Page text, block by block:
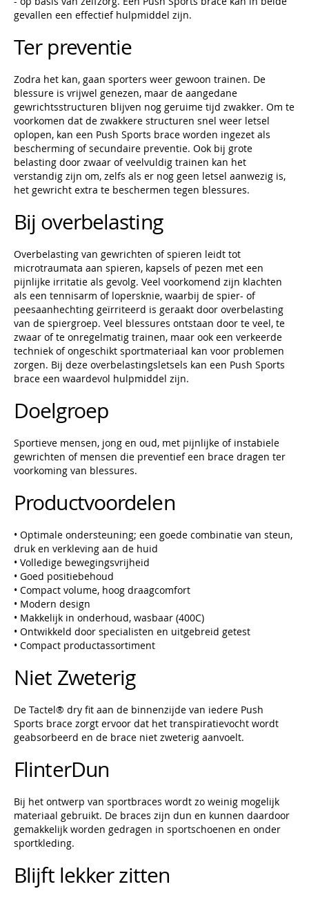
gevallen een effectief hulpmiddel zijn.
Ter preventie
Zodra het kan, gaan sporters weer gewoon trainen. De
blessure is vrijwel genezen, maar de aangedane
gewrichtsstructuren blijven nog geruime tijd zwakker. Om te
voorkomen dat de zwakkere structuren snel weer letsel
oplopen, kan een Push Sports brace worden ingezet als
bescherming of secundaire preventie. Ook bij grote
belasting door zwaar of veelvuldig trainen kan het
verstandig zijn om, zelfs als er nog geen letsel aanwezig is,
het gewricht extra te beschermen tegen blessures.
Bij overbelasting
Overbelasting van gewrichten of spieren leidt tot
microtraumata aan spieren, kapsels of pezen met een
pijnlijke irritatie als gevolg. Veel voorkomend zijn klachten
als een tennisarm of lopersknie, waarbij de spier- of
peesaanhechting geïrriteerd is geraakt door overbelasting
van de spiergroep. Veel blessures ontstaan door te veel, te
zwaar of te onregelmatig trainen, maar ook een verkeerde
techniek of ongeschikt sportmateriaal kan voor problemen
zorgen. Bij deze overbelastingsletsels kan een Push Sports
brace een waardevol hulpmiddel zijn.
Doelgroep
Sportieve mensen, jong en oud, met pijnlijke of instabiele
gewrichten of mensen die preventief een brace dragen ter
voorkoming van blessures.
Productvoordelen
• Optimale ondersteuning; een goede combinatie van steun,
druk en verkleving aan de huid
• Volledige bewegingsvrijheid
• Goed positiebehoud
• Compact volume, hoog draagcomfort
• Modern design
• Makkelijk in onderhoud, wasbaar (400C)
• Ontwikkeld door specialisten en uitgebreid getest
• Compact productassortiment
Niet Zweterig
De Tactel® dry fit aan de binnenzijde van iedere Push
Sports brace zorgt ervoor dat het transpiratievocht wordt
geabsorbeerd en de brace niet zweterig aanvoelt.
FlinterDun
Bij het ontwerp van sportbraces wordt zo weinig mogelijk
materiaal gebruikt. De braces zijn dun en kunnen daardoor
gemakkelijk worden gedragen in sportschoenen en onder
sportkleding.
Blijft lekker zitten